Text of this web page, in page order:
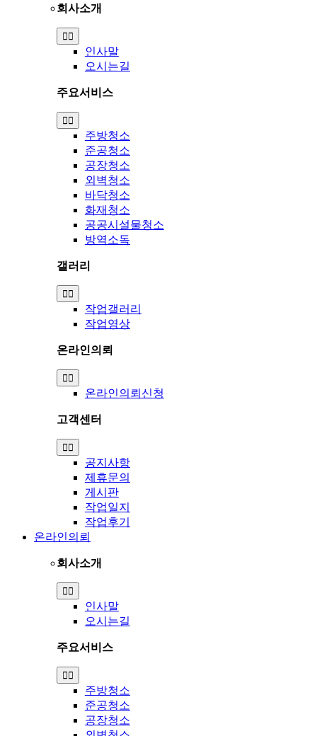
회사소개
Toggle
Navigation
인사말
오시는길
주요서비스
Toggle
Navigation
주방청소
준공청소
공장청소
외벽청소
바닥청소
화재청소
공공시설물청소
방역소독
갤러리
Toggle
Navigation
작업갤러리
작업영상
온라인의뢰
Toggle
Navigation
온라인의뢰신청
고객센터
Toggle
Navigation
공지사항
제휴문의
게시판
작업일지
작업후기
온라인의뢰
회사소개
Toggle
Navigation
인사말
오시는길
주요서비스
Toggle
Navigation
주방청소
준공청소
공장청소